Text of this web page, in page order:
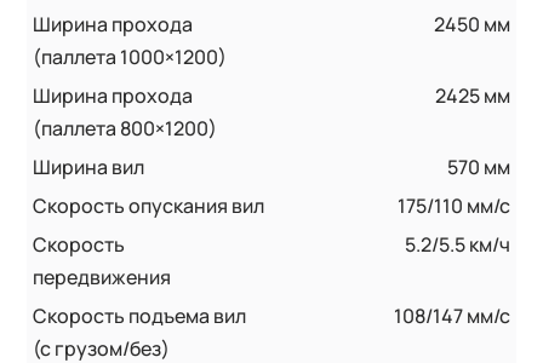
Ширина прохода
(паллета 1000×1200)
2450 мм
Ширина прохода
(паллета 800×1200)
2425 мм
Ширина вил
570 мм
Скорость опускания вил
175/110 мм/с
Скорость
передвижения
5.2/5.5 км/ч
Скорость подъема вил
(с грузом/без)
108/147 мм/с